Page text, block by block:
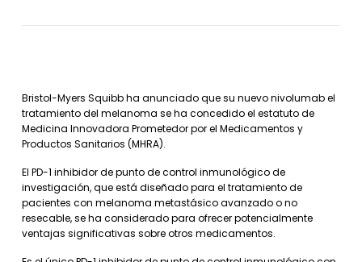
Bristol-Myers Squibb ha anunciado que su nuevo nivolumab el
tratamiento del melanoma se ha concedido el estatuto de
Medicina Innovadora Prometedor por el Medicamentos y
Productos Sanitarios (MHRA).
El PD-1 inhibidor de punto de control inmunológico de
investigación, que está diseñado para el tratamiento de
pacientes con melanoma metastásico avanzado o no
resecable, se ha considerado para ofrecer potencialmente
ventajas significativas sobre otros medicamentos.